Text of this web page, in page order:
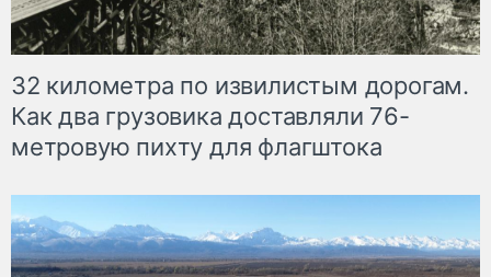
32 километра по извилистым дорогам.
Как два грузовика доставляли 76-
метровую пихту для флагштока